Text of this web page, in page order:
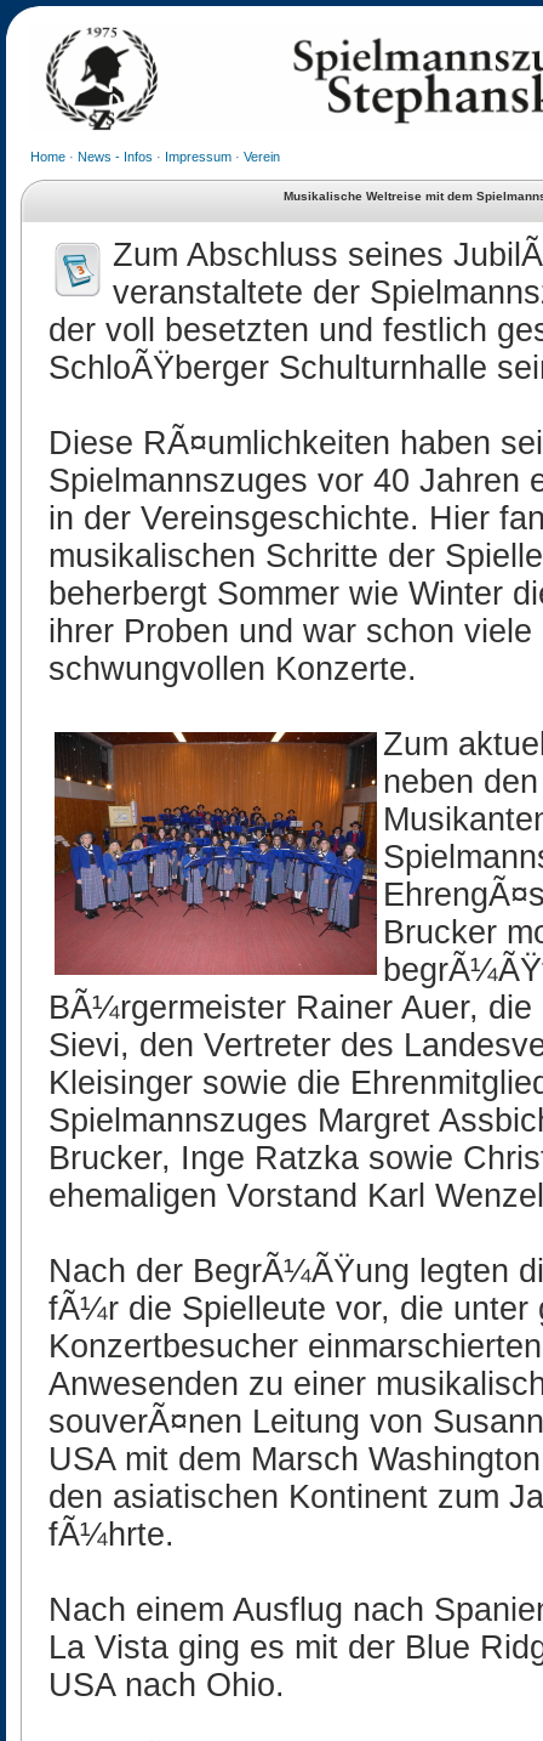
Home · News - Infos · Impressum · Verein
Musikalische Weltreise mit dem
Zum Abschluss seines
veranstaltete der
der voll besetzten und festlich
SchloÃŸberger Schulturnhalle
Diese RÃ¤umlichkeiten haben
Spielmannszuges vor 40 Jahren
in der Vereinsgeschichte. Hier
musikalischen Schritte der
beherbergt Sommer wie Winter
ihrer Proben und war schon
schwungvollen Konzerte.
Zum
neben
Brucker
BÃ¼rgermeister Rainer Auer,
Sievi, den Vertreter des
Kleisinger sowie die
Spielmannszuges Margret
Brucker, Inge Ratzka sowie
ehemaligen Vorstand Karl
Nach der BegrÃ¼ÃŸung legten
fÃ¼r die Spielleute vor, die unter
Konzertbesucher
Anwesenden zu einer
souverÃ¤nen Leitung von
USA mit dem Marsch
den asiatischen Kontinent zum
fÃ¼hrte.
Nach einem Ausflug nach
La Vista ging es mit der Blue
USA nach Ohio.